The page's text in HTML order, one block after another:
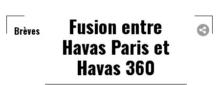
Brèves Fusion entre
Havas Paris et
Havas 360